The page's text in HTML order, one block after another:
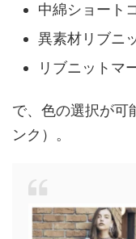
中綿ショート
異素材リブニ
リブニットマ
で、色の選択が可
ンク）。